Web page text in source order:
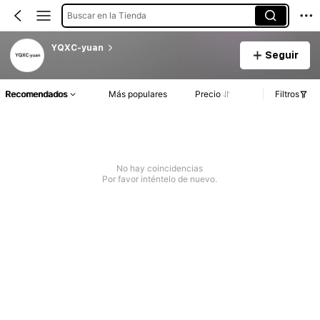
Buscar en la Tienda
YQXC-yuan
Seguir
Recomendados Más populares Precio Filtros
No hay coincidencias
Por favor inténtelo de nuevo.